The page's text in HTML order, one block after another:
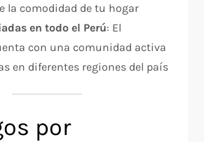
la comodidad de tu hogar
en todo el Perú: El
con una comunidad activa
en diferentes regiones del país
por